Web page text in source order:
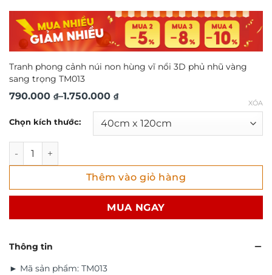
Tranh phong cảnh núi non hùng vĩ nổi 3D phủ nhũ vàng
sang trọng TM013
790.000 ₫–1.750.000 ₫
Khoảng
790.000 ₫
đến
1.750.000 ₫
Chọn kích thước:
XÓA
Tranh phong cảnh núi non hùng vĩ nổi 3D phủ nhũ vàng
Thêm vào giỏ hàng
MUA NGAY
Thông tin
► Mã sản phẩm: TM013